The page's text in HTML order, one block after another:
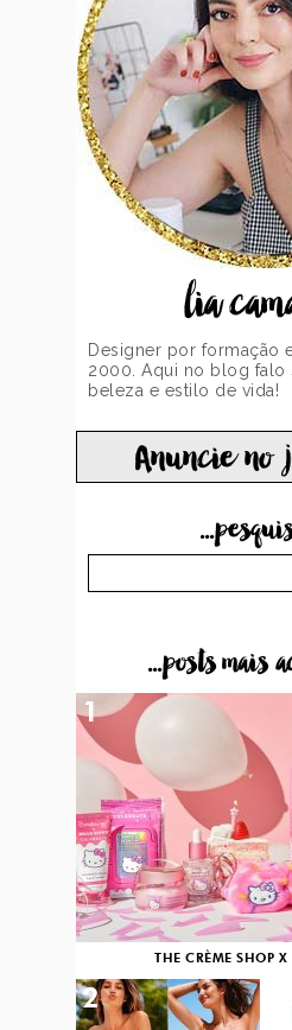
lia
Designer por formação
2000. Aqui no blog falo
beleza e estilo de vida!
Anuncie no
...posts mais
THE CRÈME SHOP
1
2